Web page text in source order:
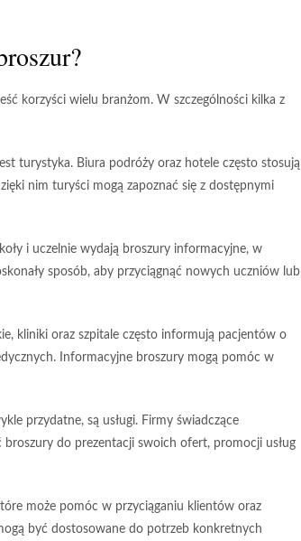
korzyści wielu branżom. W szczególności kilka z
turystyka. Biura podróży oraz hotele często stosują
nim turyści mogą zapoznać się z dostępnymi
i uczelnie wydają broszury informacyjne, w
sposób, aby przyciągnąć nowych uczniów lub
kliniki oraz szpitale często informują pacjentów o
Informacyjne broszury mogą pomóc w
przydatne, są usługi. Firmy świadczące
do prezentacji swoich ofert, promocji usług
może pomóc w przyciąganiu klientów oraz
być dostosowane do potrzeb konkretnych